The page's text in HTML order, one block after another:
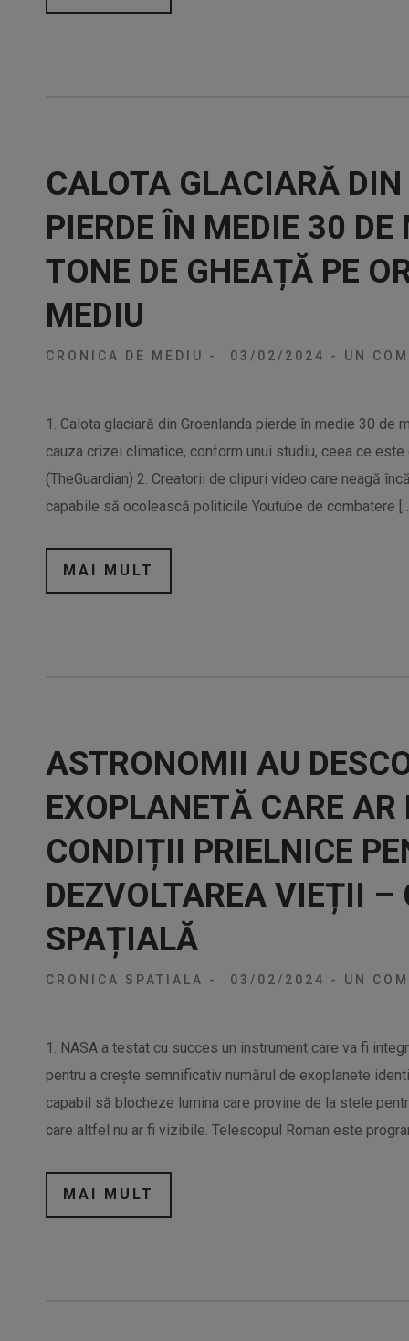
CALOTA GLACIARĂ
PIERDE ÎN MEDIE 30
TONE DE GHEAȚĂ PE
MEDIU
CRONICA DE MEDIU - 03/02/2024 - UN
1. Calota glaciară din Groenlanda pierde în medie 30 de
cauza crizei climatice, conform unui studiu, ceea ce
(TheGuardian) 2. Creatorii de clipuri video care neagă
capabile să ocolească politicile Youtube de combatere
MAI MULT
ASTRONOMII AU
EXOPLANETĂ CARE AR
CONDIȚII PRIELNICE
DEZVOLTAREA VIEȚII –
SPAȚIALĂ
CRONICA SPATIALA - 03/02/2024 - UN
1. NASA a testat cu succes un instrument care va fi
pentru a crește semnificativ numărul de exoplanete
capabil să blocheze lumina care provine de la stele
care altfel nu ar fi vizibile. Telescopul Roman este
MAI MULT